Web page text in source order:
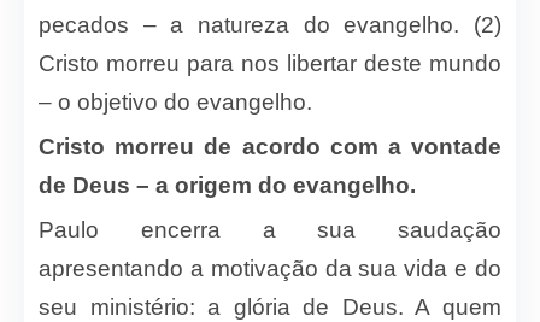
pecados – a natureza do evangelho. (2)
Cristo morreu para nos libertar deste mundo
– o objetivo do evangelho.
Cristo morreu de acordo com a vontade
de Deus – a origem do evangelho.
Paulo encerra a sua saudação
apresentando a motivação da sua vida e do
seu ministério: a glória de Deus. A quem